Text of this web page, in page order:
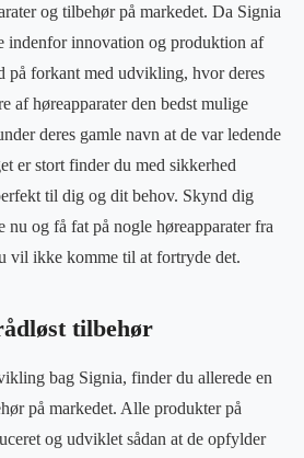
og tilbehør på markedet. Da Signia
indenfor innovation og produktion af
på forkant med udvikling, hvor deres
af høreapparater den bedst mulige
deres gamle navn at de var ledende
er stort finder du med sikkerhed
til dig og dit behov. Skynd dig
og få fat på nogle høreapparater fra
vil ikke komme til at fortryde det.
tilbehør
bag Signia, finder du allerede en
på markedet. Alle produkter på
og udviklet sådan at de opfylder